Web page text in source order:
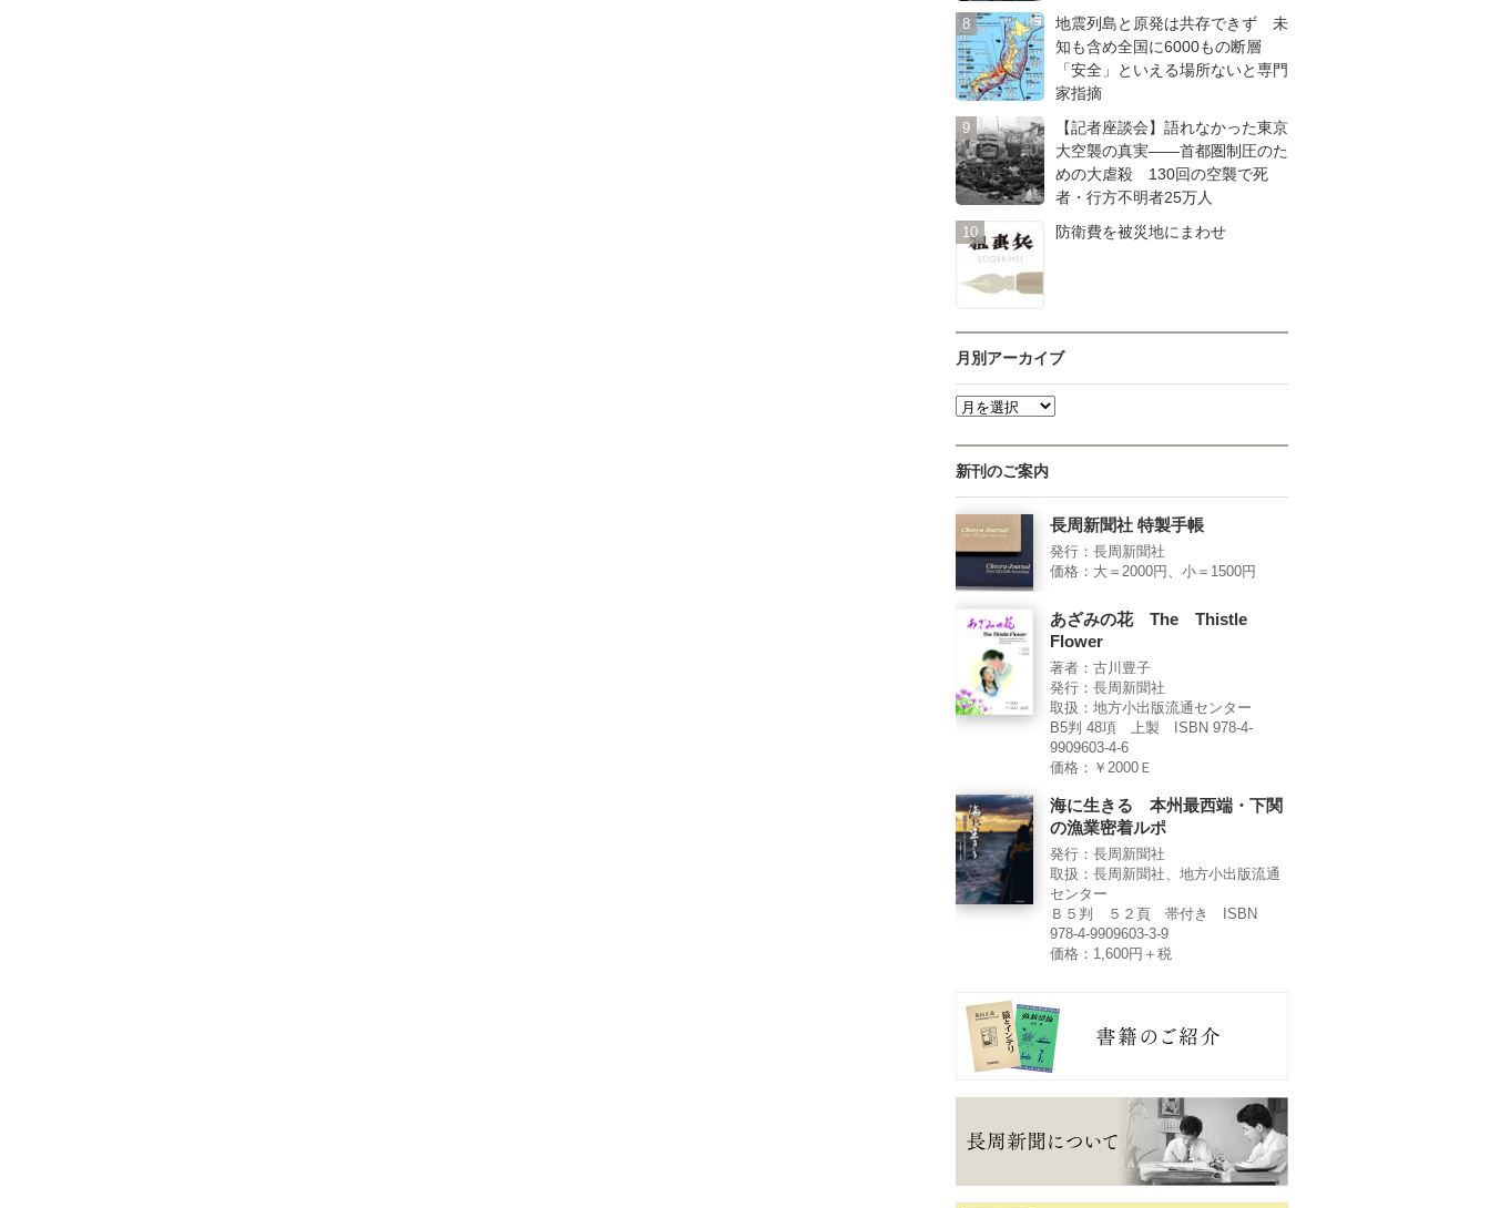
地震列島と原発は共存できず 未
知も含め全国に6000もの断層
「安全」といえる場所ないと専門
家指摘
【記者座談会】語れなかった東京
大空襲の真実――首都圏制圧のた
めの大虐殺 130回の空襲で死
者・行方不明者25万人
防衛費を被災地にまわせ
月別アーカイブ
新刊のご案内
長周新聞社 特製手帳
発行：長周新聞社
価格：大＝2000円、小＝1500円
あざみの花 The Thistle
Flower
著者：古川豊子
発行：長周新聞社
取扱：地方小出版流通センター
B5判 48項 上製 ISBN 978-4-
9909603-4-6
価格：￥2000Ｅ
海に生きる 本州最西端・下関
の漁業密着ルポ
発行：長周新聞社
取扱：長周新聞社、地方小出版流通
センター
Ｂ５判 ５２頁 帯付き ISBN
978-4-9909603-3-9
価格：1,600円＋税